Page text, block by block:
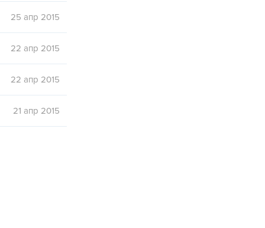
25 апр 2015
22 апр 2015
22 апр 2015
21 апр 2015